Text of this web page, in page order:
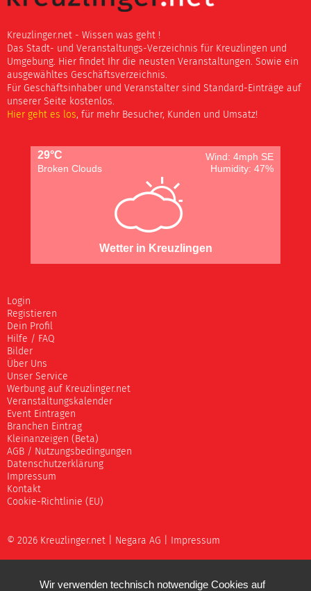
Kreuzlinger.net - Wissen was geht !
Das Stadt- und Veranstaltungs-Verzeichnis für Kreuzlingen und
Umgebung. Hier findet Ihr die neusten Veranstaltungen. Sowie ein
ausgewähltes Geschäftsverzeichnis.
Für Geschäftsinhaber und Veranstalter sind Standard-Einträge auf
unserer Seite kostenlos.
Hier geht es los, für mehr Besucher, Kunden und Umsatz!
29°C
Wind: 4mph SE
Broken Clouds
Humidity: 47%
Wetter in Kreuzlingen
Login
Registieren
Dein Profil
Hilfe / FAQ
Bilder
Über Uns
Unser Service
Werbung auf Kreuzlinger.net
Veranstaltungskalender
Event Eintragen
Branchen Eintrag
Kleinanzeigen (Beta)
AGB / Nutzungsbedingungen
Datenschutzerklärung
Impressum
Kontakt
Cookie-Richtlinie (EU)
© 2026 Kreuzlinger.net | Negara AG Impressum
Wir verwenden technisch notwendige Cookies auf